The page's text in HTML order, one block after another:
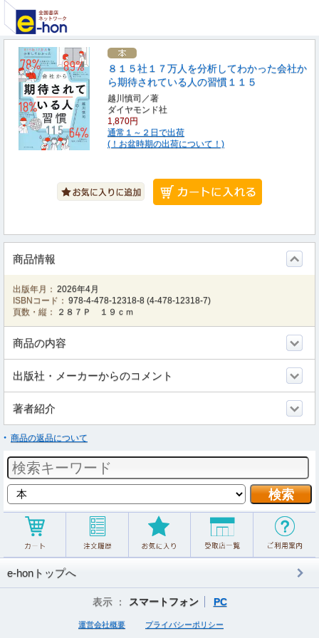
８１５社１７万人を分析してわかった会社か
ら期待されている人の習慣１１５
越川慎司／著
ダイヤモンド社
1,870円
通常１～２日で出荷
(！お盆時期の出荷について！)
商品情報
出版年月： 2026年4月
ISBNコード： 978-4-478-12318-8 (4-478-12318-7)
頁数・縦：
２８７Ｐ １９ｃｍ
商品の内容
出版社・メーカーからのコメント
著者紹介
商品の返品について
e-honトップへ
表示 ： スマートフォン PC
運営会社概要 プライバシーポリシー